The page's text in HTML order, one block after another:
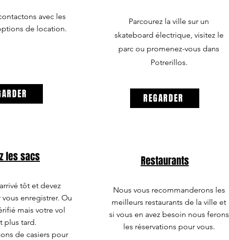
avec les
de location.
les sacs
tôt et devez
enregistrer. Ou
mais votre vol
plus tard.
de casiers pour
Parcourez la ville sur un
skateboard électrique, visitez le
parc ou promenez-vous dans
Potrerillos.
REGARDER
Restaurants
Nous vous recommanderons les
meilleurs restaurants de la ville et
si vous en avez besoin nous ferons
les réservations pour vous.